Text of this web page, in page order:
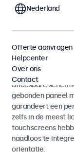
Outdoor
Weersbestendige
voor zowel
afleesbare
gebonden paneel
garandeert een
zelfs in de meest
touchscreens
naadloos te
oriëntatie.
Nederland
Offerte aanvragen
Helpcenter
Over ons
Contact